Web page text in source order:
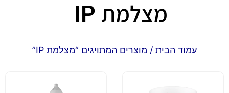
מצלמת IP
עמוד הבית / מוצרים המתויגים “מצלמת IP”